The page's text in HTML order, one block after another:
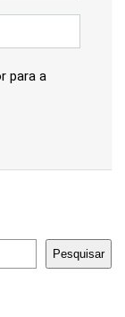
para a
Pesquisar